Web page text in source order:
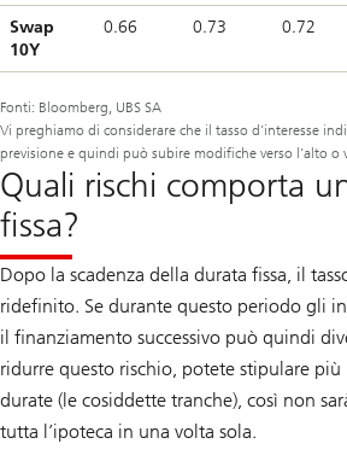
Swap
10Y
0.66 0.73 0.72
Fonti: Bloomberg, UBS SA
Vi preghiamo di considerare che il tasso d’interesse
previsione e quindi può subire modifiche verso l’alto o
Quali rischi comporta
fissa?
Dopo la scadenza della durata fissa, il
ridefinito. Se durante questo periodo gli
il finanziamento successivo può quindi
ridurre questo rischio, potete stipulare più
durate (le cosiddette tranche), così non
tutta l’ipoteca in una volta sola.